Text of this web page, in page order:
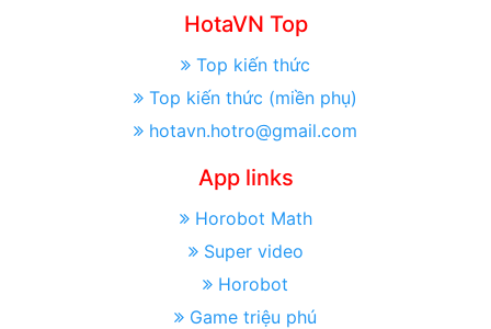
HotaVN Top
Top kiến thức
Top kiến thức (miền phụ)
hotavn.hotro@gmail.com
App links
Horobot Math
Super video
Horobot
Game triệu phú